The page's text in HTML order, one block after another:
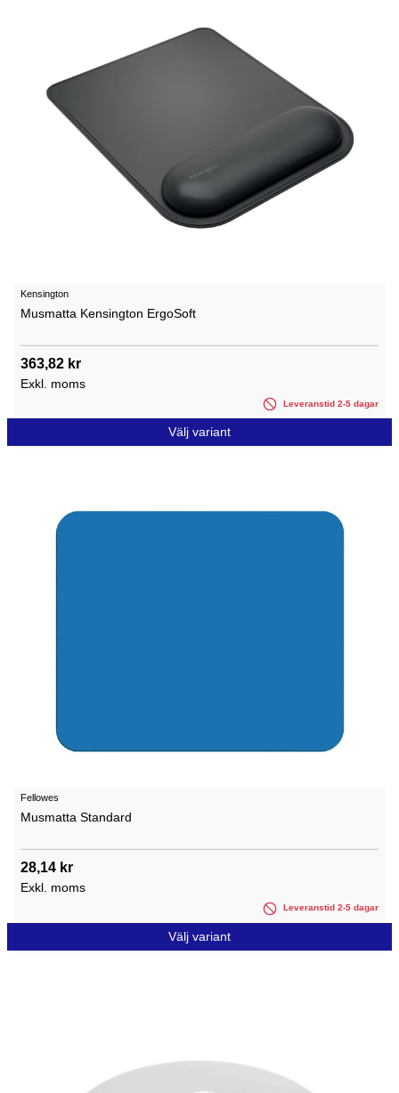
Kensington
Musmatta Kensington ErgoSoft
363,82 kr
Exkl. moms
Leveranstid 2-5 dagar
Välj variant
Fellowes
Musmatta Standard
28,14 kr
Exkl. moms
Leveranstid 2-5 dagar
Välj variant